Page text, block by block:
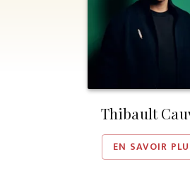
Thibault
EN SAVOIR